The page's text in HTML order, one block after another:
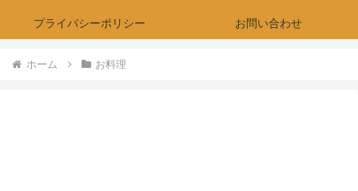
プライバシーポリシー お問い合わせ
ホーム お料理